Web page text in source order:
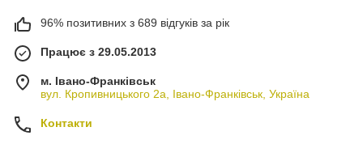
96% позитивних з 689 відгуків за рік
Працює з 29.05.2013
м. Івано-Франківськ
вул. Кропивницького 2а, Івано-Франківськ, Україна
Контакти